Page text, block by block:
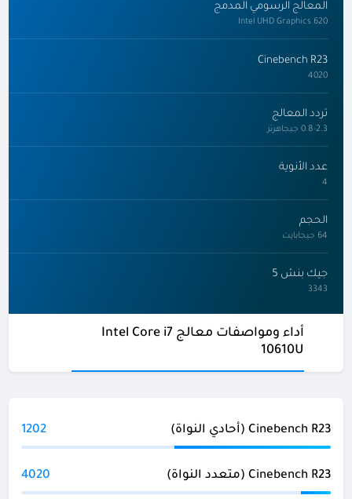
المعالج الرسومي المدمج
Intel UHD Graphics 620
Cinebench R23
4020
تردد المعالج
0.8-2.3 جيجاهرتز
عدد الأنوية
الحجم
64 جيجابايت
جيك بنش 5
3343
أداء ومواصفات معالج Intel Core i7
10610U
Cinebench R23 (أحادي النواة) 1202
Cinebench R23 (متعدد النواة) 4020